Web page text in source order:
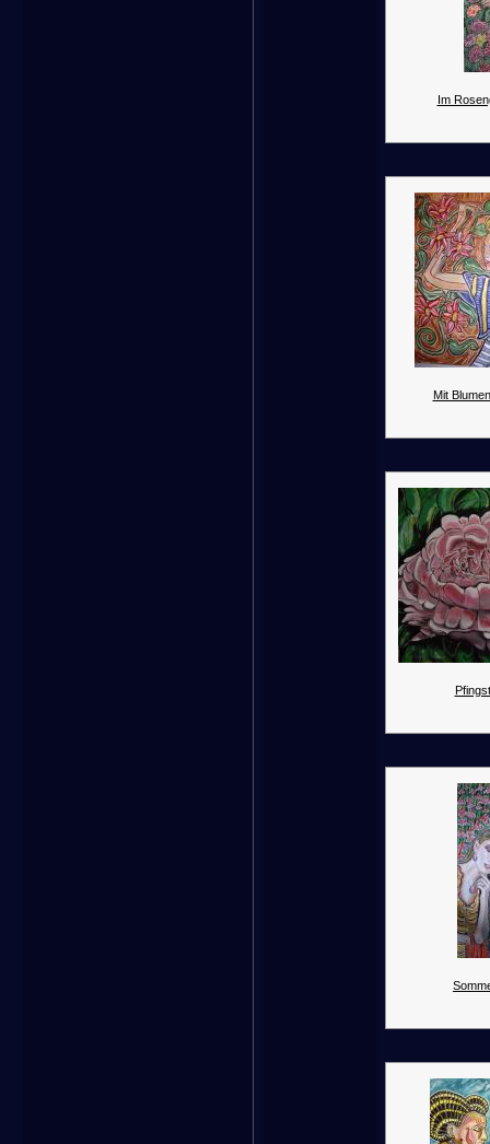
Im
Mit